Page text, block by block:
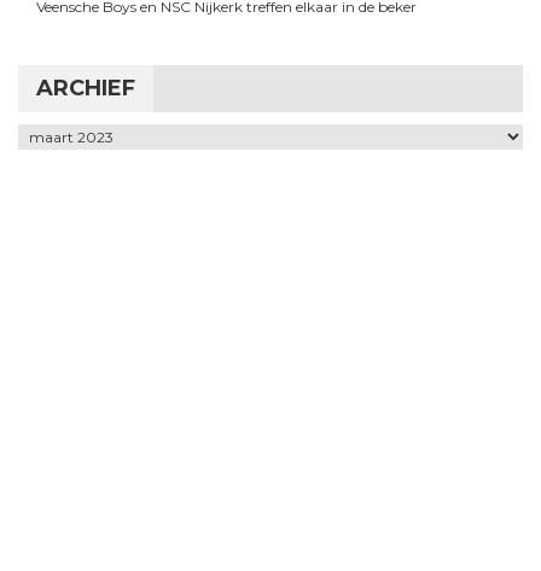
Veensche Boys en NSC Nijkerk treffen elkaar in de beker
ARCHIEF
Archief